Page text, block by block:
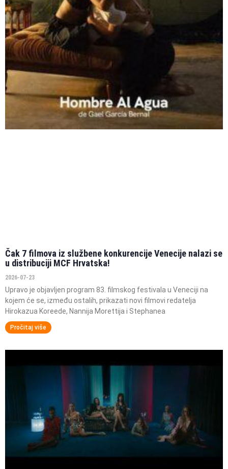
Čak 7 filmova iz službene konkurencije Venecije nalazi se
u distribuciji MCF Hrvatska!
2026-07-23
Upravo je objavljen program 83. filmskog festivala u Veneciji na
kojem će se, između ostalih, prikazati novi filmovi redatelja
Hirokazua Koreede, Nannija Morettija i Stephanea
Pročitaj više